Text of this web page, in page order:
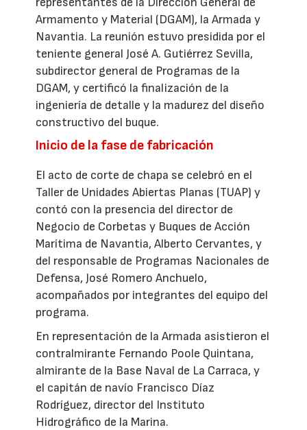
Armamento y Material (DGAM), la Armada y
Navantia. La reunión estuvo presidida por el
teniente general José A. Gutiérrez Sevilla,
subdirector general de Programas de la
DGAM, y certificó la finalización de la
ingeniería de detalle y la madurez del diseño
constructivo del buque.
Inicio de la fase de fabricación
El acto de corte de chapa se celebró en el
Taller de Unidades Abiertas Planas (TUAP) y
contó con la presencia del director de
Negocio de Corbetas y Buques de Acción
Marítima de Navantia, Alberto Cervantes, y
del responsable de Programas Nacionales de
Defensa, José Romero Anchuelo,
acompañados por integrantes del equipo del
programa.
En representación de la Armada asistieron el
contralmirante Fernando Poole Quintana,
almirante de la Base Naval de La Carraca, y
el capitán de navío Francisco Díaz
Rodríguez, director del Instituto
Hidrográfico de la Marina.